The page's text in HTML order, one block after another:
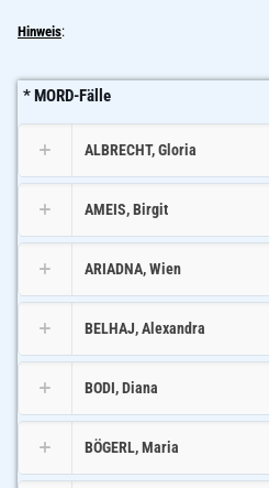
Hinweis:
* MORD-Fälle
ALBRECHT, Gloria
AMEIS, Birgit
ARIADNA, Wien
BELHAJ, Alexandra
BODI, Diana
BÖGERL, Maria